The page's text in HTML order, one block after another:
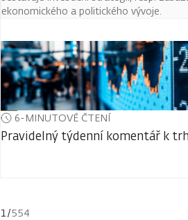
ekonomického a politického vývoje.
6-MINUTOVÉ ČTENÍ
Pravidelný týdenní komentář k
1/554